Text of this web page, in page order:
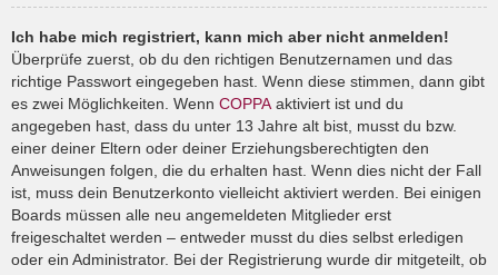
Ich habe mich registriert, kann mich aber nicht anmelden!
Überprüfe zuerst, ob du den richtigen Benutzernamen und das
richtige Passwort eingegeben hast. Wenn diese stimmen, dann gibt
es zwei Möglichkeiten. Wenn COPPA aktiviert ist und du
angegeben hast, dass du unter 13 Jahre alt bist, musst du bzw.
einer deiner Eltern oder deiner Erziehungsberechtigten den
Anweisungen folgen, die du erhalten hast. Wenn dies nicht der Fall
ist, muss dein Benutzerkonto vielleicht aktiviert werden. Bei einigen
Boards müssen alle neu angemeldeten Mitglieder erst
freigeschaltet werden – entweder musst du dies selbst erledigen
oder ein Administrator. Bei der Registrierung wurde dir mitgeteilt, ob